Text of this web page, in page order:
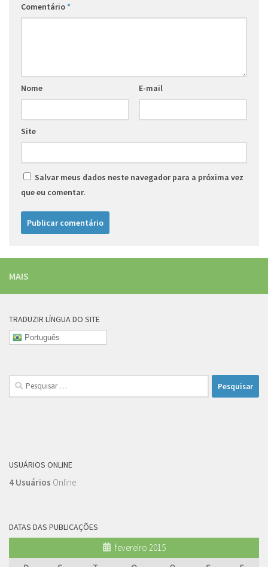
Comentário*
Nome E-mail
Site
Salvar meus dados neste navegador para a próxima vez
que eu comentar.
MAIS
TRADUZIR LÍNGUA DO SITE
Português
Pesquisar
por:
USUÁRIOS ONLINE
4 Usuários Online
DATAS DAS PUBLICAÇÕES
fevereiro 2015